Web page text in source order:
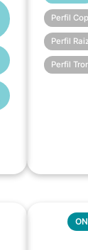
Perfil
Perfil
Perfil